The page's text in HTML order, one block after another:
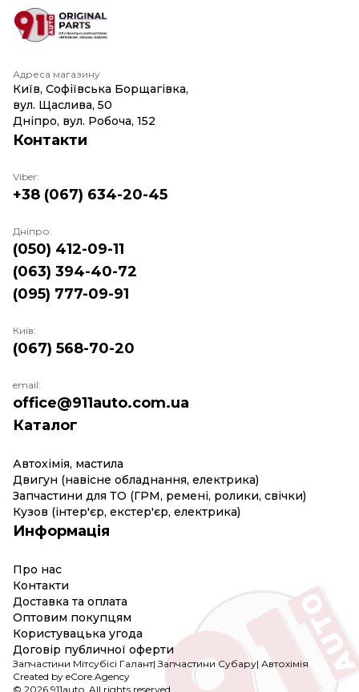
Адреса магазину
Київ, Софіївська Борщагівка,
вул. Щаслива, 50
Дніпро, вул. Робоча, 152
Каталог
Автохімія, мастила
Двигун (навісне обладнання, електрика)
Запчастини для ТО (ГРМ, ремені, ролики, свічки)
Кузов (інтер'єр, екстер'єр, електрика)
Информація
Про нас
Контакти
Доставка та оплата
Оптовим покупцям
Користувацька угода
Договір публичної оферти
Контакти
Viber:
+38 (067) 634-20-45
Дніпро:
(050) 412-09-11
(063) 394-40-72
(095) 777-09-91
Київ:
(067) 568-70-20
email:
office@911auto.com.ua
Created by eCore.Agency
Запчастини Мітсубісі Галант|Запчастини Субару| Автохімія
© 2026 911auto. All rights reserved